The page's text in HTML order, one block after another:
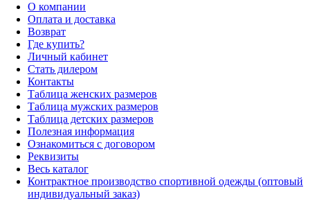
О компании
Оплата и доставка
Возврат
Где купить?
Личный кабинет
Стать дилером
Контакты
Таблица женских размеров
Таблица мужских размеров
Таблица детских размеров
Полезная информация
Ознакомиться с договором
Реквизиты
Весь каталог
Контрактное производство спортивной одежды (оптовый
индивидуальный заказ)